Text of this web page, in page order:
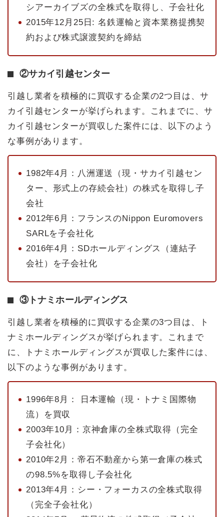
シアーカイブズの全株式を取得し、子会社化
2015年12月25日: 名鉄運輸と資本業務提携契
約および株式譲渡契約を締結
②サカイ引越センター
引越し業者を積極的に買収する企業の2つ目は、サ
カイ引越センターが挙げられます。これまでに、サ
カイ引越センターが買収した案件には、以下のよう
な事例があります。
1982年4月：八洲運送（現・サカイ引越セン
ター、形式上の存続会社）の株式を取得し子
会社
2012年6月：フランスのNippon Euromovers
SARLを子会社化
2016年4月：SDホールディングス（連結子
会社）を子会社化
③トナミホールディングス
引越し業者を積極的に買収する企業の3つ目は、ト
ナミホールディングスが挙げられます。これまで
に、トナミホールディングスが買収した案件には、
以下のような事例があります。
1996年8月： 日本運輸（現・トナミ国際物
流）を買収
2003年10月：京神倉庫の全株式取得（完全
子会社化）
2010年2月：帝石不動産から第一倉庫の株式
の98.5%を取得し子会社化
2013年4月：シー・フォーカスの全株式取得
（完全子会社化）